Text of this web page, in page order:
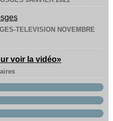
TELEVISION NOVEMBRE
voir la vidéo»